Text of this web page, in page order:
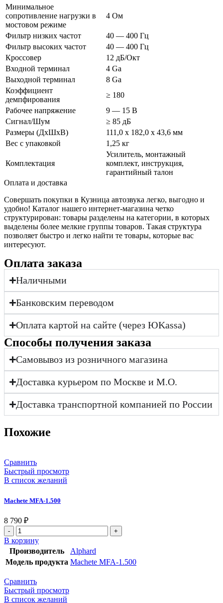
Минимальное
сопротивление нагрузки в
мостовом режиме
4 Ом
Фильтр низких частот
40 — 400 Гц
Фильтр высоких частот
40 — 400 Гц
Кроссовер
12 дБ/Окт
Входной терминал
4 Ga
Выходной терминал
8 Ga
Коэффициент
демпфирования
≥ 180
Рабочее напряжение
9 — 15 В
Сигнал/Шум
≥ 85 дБ
Размеры (ДxШxВ)
111,0 x 182,0 x 43,6 мм
Вес с упаковкой
1,25 кг
Комплектация
Усилитель, монтажный
комплект, инструкция,
гарантийный талон
Оплата и доставка
Совершать покупки в Кузница автозвука легко, выгодно и
удобно! Каталог нашего интернет-магазина четко
структурирован: товары разделены на категории, в которых
выделены более мелкие группы товаров. Такая структура
позволяет быстро и легко найти те товары, которые вас
интересуют.
Оплата заказа
Наличными
Банковским переводом
Оплата картой на сайте (через ЮKassa)
Cпособы получения заказа
Самовывоз из розничного магазина
Доставка курьером по Москве и М.О.
Доставка транспортной компанией по России
Похожие
Сравнить
Быстрый просмотр
В список желаний
Machete MFA-1.500
8 790 ₽
В корзину
Производитель
Alphard
Модель продукта Machete MFA-1.500
Сравнить
Быстрый просмотр
В список желаний